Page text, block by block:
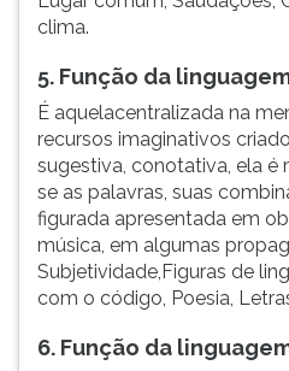
clima.
5. Função da
É aquelacentralizada na
recursos imaginativos
sugestiva, conotativa, ela é
se as palavras, suas
figurada apresentada em
música, em algumas
Subjetividade,Figuras de
com o código, Poesia,
6. Função da